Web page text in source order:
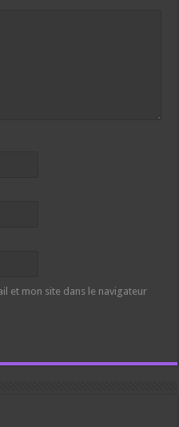
et mon site dans le navigateur